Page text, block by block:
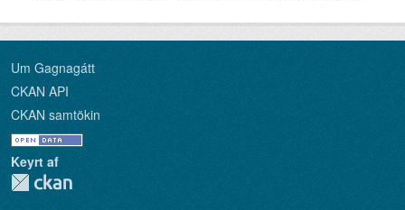
Um Gagnagátt
CKAN API
CKAN samtökin
Keyrt af